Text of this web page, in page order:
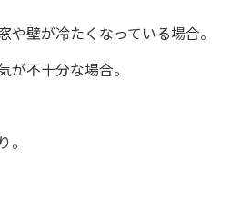
や壁が冷たくなっている場合。
が不十分な場合。
。